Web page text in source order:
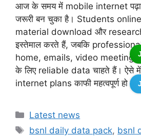
आज के समय में mobile internet
जरूरी बन चुका है। Students
material download और
इस्तेमाल करते हैं, जबकि
home, emails, video
के लिए reliable data चाहते हैं। ऐसे
internet plans काफी महत्वपूर्ण हो
Categories
Latest news
Tags
bsnl daily data pack, bsnl